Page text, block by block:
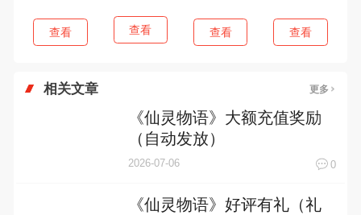
查看 查看 查看 查看
相关文章 更多
《仙灵物语》大额充值奖励
（自动发放）
2026-07-06 0
《仙灵物语》好评有礼（礼